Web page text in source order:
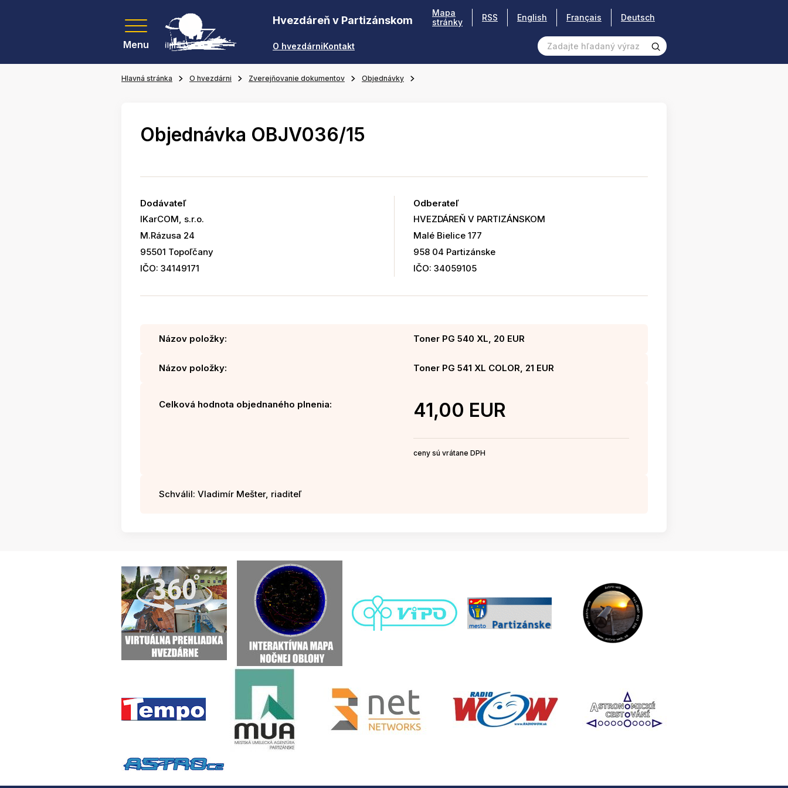
Menu
Hvezdáreň v Partizánskom
O hvezdárniKontakt
Mapa
stránky
RSS English Français Deutsch
Hlavná stránka O hvezdárni Zverejňovanie dokumentov Objednávky
Objednávka OBJV036/15
Dodávateľ
IKarCOM, s.r.o.
M.Rázusa 24
95501 Topoľčany
IČO: 34149171
Odberateľ
HVEZDÁREŇ V PARTIZÁNSKOM
Malé Bielice 177
958 04 Partizánske
IČO: 34059105
Názov položky: Toner PG 540 XL, 20 EUR
Názov položky: Toner PG 541 XL COLOR, 21 EUR
Celková hodnota objednaného plnenia: 41,00 EUR
ceny sú vrátane DPH
Schválil: Vladimír Mešter, riaditeľ